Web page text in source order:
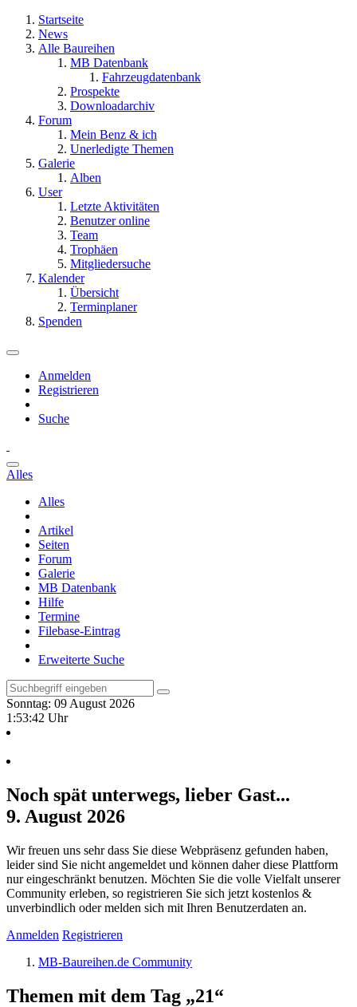
Startseite
News
Alle Baureihen
MB Datenbank
Fahrzeugdatenbank
Prospekte
Downloadarchiv
Forum
Mein Benz & ich
Unerledigte Themen
Galerie
Alben
User
Letzte Aktivitäten
Benutzer online
Team
Trophäen
Mitgliedersuche
Kalender
Übersicht
Terminplaner
Spenden
Anmelden
Registrieren
Suche
Alles
Alles
Artikel
Seiten
Forum
Galerie
MB Datenbank
Hilfe
Termine
Filebase-Eintrag
Erweiterte Suche
Sonntag: 09 August 2026
1:53:42 Uhr
Noch spät unterwegs, lieber Gast...
9. August 2026
Wir freuen uns sehr dass Sie diese Webpräsenz gefunden haben,
leider sind Sie nicht angemeldet und können daher diese Plattform
nur eingeschränkt benutzen. Möchten Sie die volle Vielfalt unserer
Community erleben, so registrieren Sie sich jetzt kostenlos &
unverbindlich oder melden sich mit Ihren Benutzerdaten an.
Anmelden Registrieren
MB-Baureihen.de Community
Themen mit dem Tag „21“